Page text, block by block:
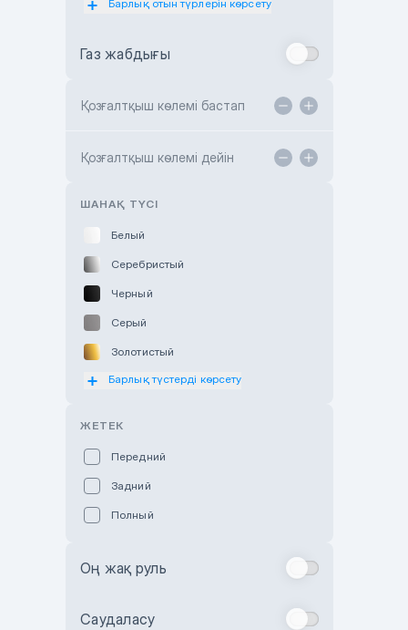
Toyota Astana
TANK Motors Karaganda
Барлық отын түрлерін көрсету
Газ жабдығы
Қозғалтқыш көлемі бастап
Қозғалтқыш көлемі дейін
ШАНАҚ ТҮСІ
Белый
Серебристый
Черный
Серый
Золотистый
Оранжевый
Зеленый
Барлық түстерді көрсету
ЖЕТЕК
Передний
Задний
Полный
Оң жақ руль
Саудаласу